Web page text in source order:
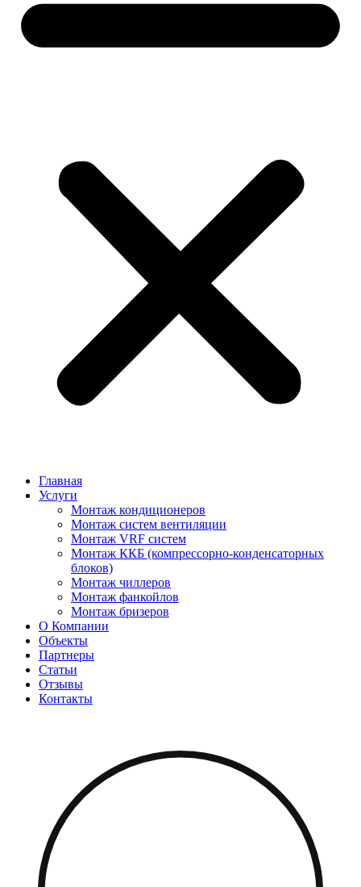
Главная
Услуги
Монтаж кондиционеров
Монтаж cистем вентиляции
Монтаж VRF систем
Монтаж ККБ (компрессорно-конденсаторных
блоков)
Монтаж чиллеров
Монтаж фанкойлов
Монтаж бризеров
О Компании
Объекты
Партнеры
Статьи
Отзывы
Контакты